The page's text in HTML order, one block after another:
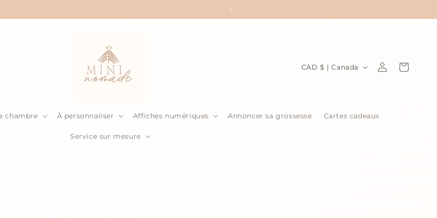
chambre À personnaliser Affiches numériques Annoncer sa grossesse Cartes cadeaux
Service sur mesure
P
CAD $ | Canada ConnexionPanier